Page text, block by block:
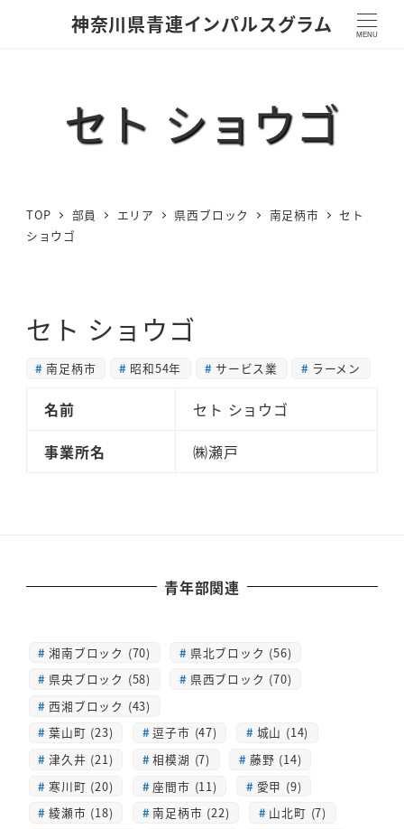
神奈川県青連インパルスグラム MENU
セト ショウゴ
TOP 部員 エリア 県西ブロック 南足柄市
セト
ショウゴ
セト ショウゴ
南足柄市 昭和54年 サービス業 ラーメン
名前
セト ショウゴ
事業所名
㈱瀬戸
青年部関連
湘南ブロック (70)
県北ブロック (56)
県央ブロック (58)
県西ブロック (70)
西湘ブロック (43)
葉山町 (23)
逗子市 (47)
城山 (14)
津久井 (21)
相模湖 (7)
藤野 (14)
寒川町 (20)
座間市 (11)
愛甲 (9)
綾瀬市 (18)
南足柄市 (22)
山北町 (7)